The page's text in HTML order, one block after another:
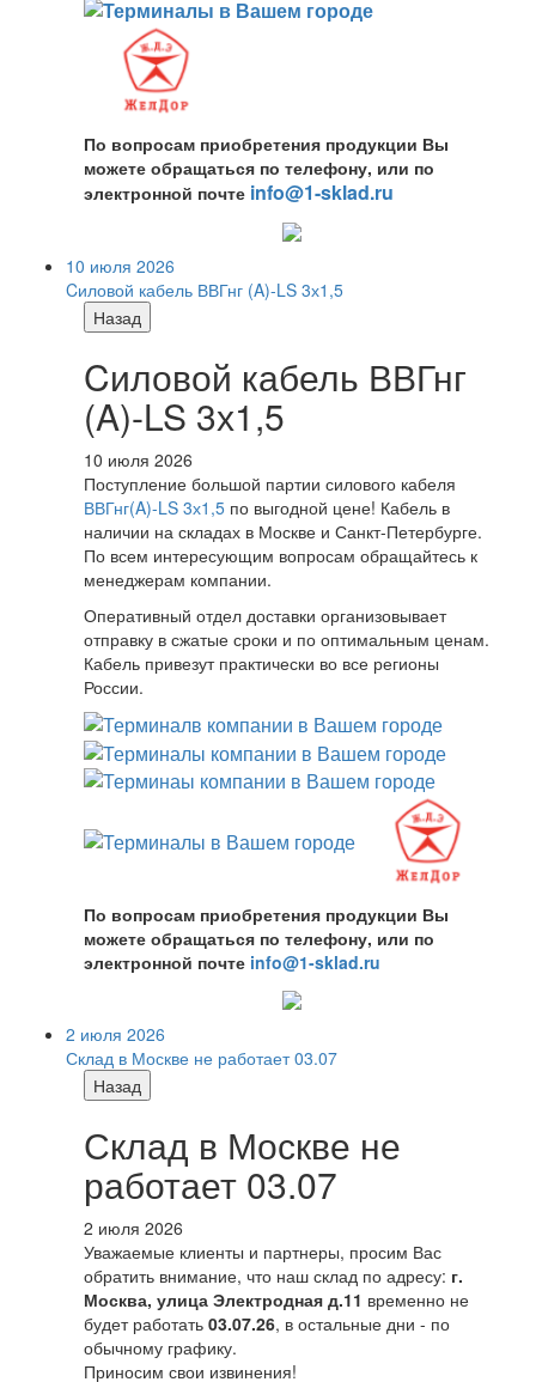
По вопросам приобретения продукции Вы
можете обращаться по телефону, или по
электронной почте info@1-sklad.ru
10 июля 2026
Cиловой кабель ВВГнг (A)-LS 3х1,5
Назад
Cиловой кабель ВВГнг
(A)-LS 3х1,5
10 июля 2026
Поступление большой партии силового кабеля
ВВГнг(A)-LS 3х1,5 по выгодной цене! Кабель в
наличии на складах в Москве и Санкт-Петербурге.
По всем интересующим вопросам обращайтесь к
менеджерам компании.
Оперативный отдел доставки организовывает
отправку в сжатые сроки и по оптимальным ценам.
Кабель привезут практически во все регионы
России.
По вопросам приобретения продукции Вы
можете обращаться по телефону, или по
электронной почте info@1-sklad.ru
2 июля 2026
Склад в Москве не работает 03.07
Назад
Склад в Москве не
работает 03.07
2 июля 2026
Уважаемые клиенты и партнеры, просим Вас
обратить внимание, что наш склад по адресу: г.
Москва, улица Электродная д.11 временно не
будет работать 03.07.26, в остальные дни - по
обычному графику.
Приносим свои извинения!